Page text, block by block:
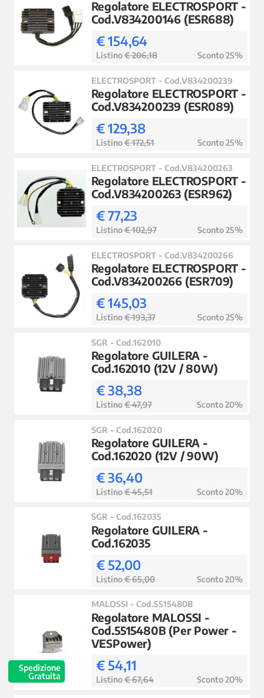
Regolatore ELECTROSPORT -
Cod.V834200146 (ESR688)
€ 154,64
Listino€ 206,18 Sconto 25%
ELECTROSPORT - Cod.V834200239
Regolatore ELECTROSPORT -
Cod.V834200239 (ESR089)
€ 129,38
Listino€ 172,51 Sconto 25%
ELECTROSPORT - Cod.V834200263
Regolatore ELECTROSPORT -
Cod.V834200263 (ESR962)
€ 77,23
Listino€ 102,97 Sconto 25%
ELECTROSPORT - Cod.V834200266
Regolatore ELECTROSPORT -
Cod.V834200266 (ESR709)
€ 145,03
Listino€ 193,37 Sconto 25%
SGR - Cod.162010
Regolatore GUILERA -
Cod.162010 (12V / 80W)
€ 38,38
Listino€ 47,97 Sconto 20%
SGR - Cod.162020
Regolatore GUILERA -
Cod.162020 (12V / 90W)
€ 36,40
Listino€ 45,51 Sconto 20%
SGR - Cod.162035
Regolatore GUILERA -
Cod.162035
€ 52,00
Listino€ 65,00 Sconto 20%
Spedizione
Gratuita
MALOSSI - Cod.5515480B
Regolatore MALOSSI -
Cod.5515480B (Per Power -
VESPower)
€ 54,11
Listino€ 67,64 Sconto 20%